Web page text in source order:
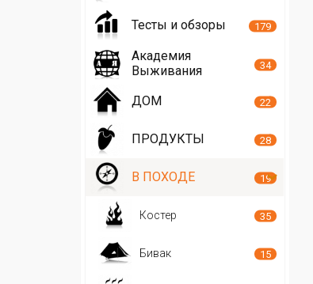
Тесты и обзоры 179
Академия
Выживания
34
ДОМ 22
ПРОДУКТЫ 28
В ПОХОДЕ 19
Костер 35
Бивак 15